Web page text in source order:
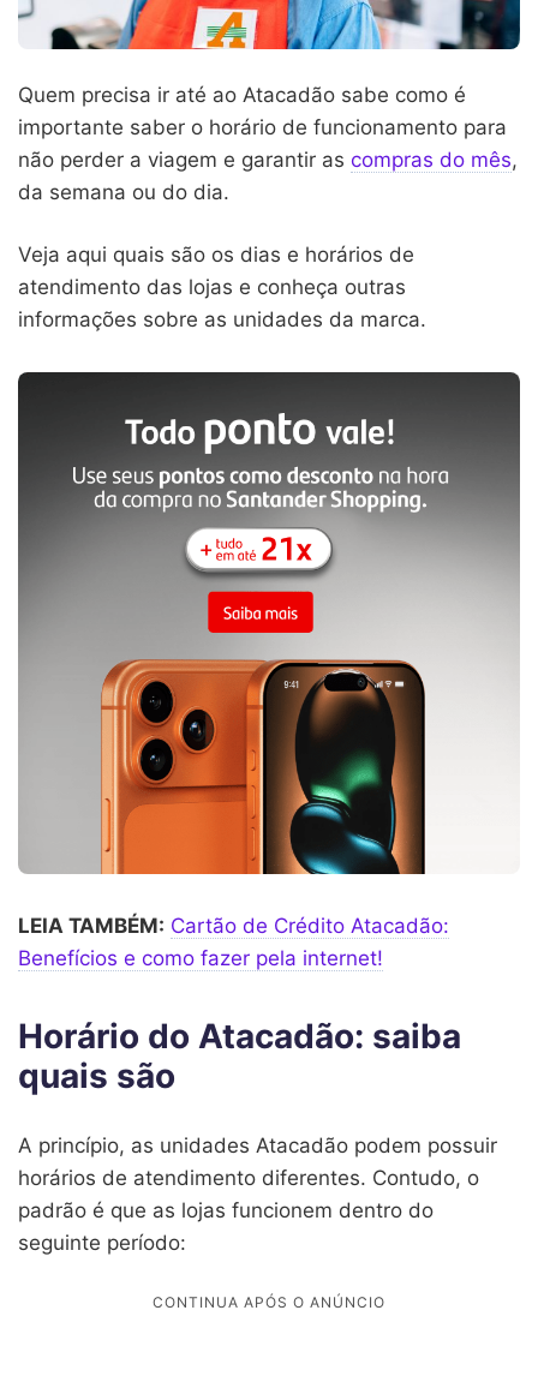
Quem precisa ir até ao Atacadão sabe como é
importante saber o horário de funcionamento para
não perder a viagem e garantir as compras do mês,
da semana ou do dia.
Veja aqui quais são os dias e horários de
atendimento das lojas e conheça outras
informações sobre as unidades da marca.
LEIA TAMBÉM: Cartão de Crédito Atacadão:
Benefícios e como fazer pela internet!
Horário do Atacadão: saiba
quais são
A princípio, as unidades Atacadão podem possuir
horários de atendimento diferentes. Contudo, o
padrão é que as lojas funcionem dentro do
seguinte período: